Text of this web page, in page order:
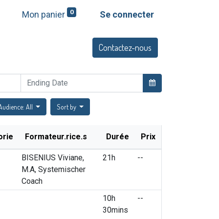
Mon panier 0 Se connecter
Contactez-nous
All Sort by
Formateur.rice.s Durée Prix
BISENIUS Viviane,
M.A, Systemischer
Coach
21h --
10h
30mins
--